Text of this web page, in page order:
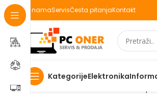
O namaServisČesta pitanjaKontakt
KategorijeElektronika
Početna